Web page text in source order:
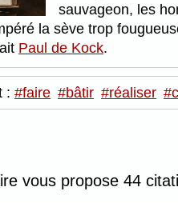
sauvageon, les
la sève trop
Paul de Kock.
: #faire #bâtir #réaliser
vous propose 44